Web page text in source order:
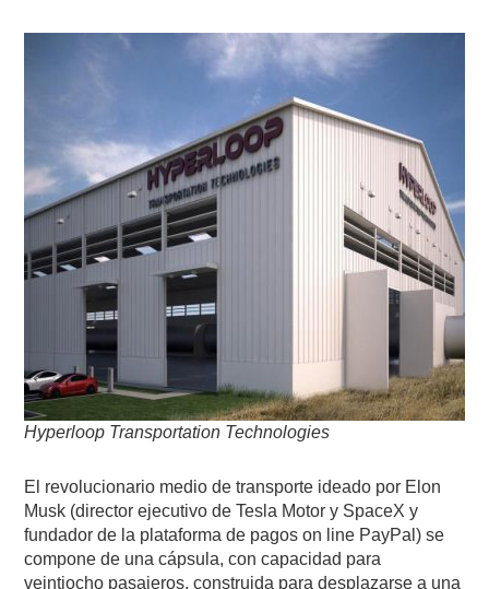
Hyperloop Transportation Technologies
El revolucionario medio de transporte ideado por Elon
Musk (director ejecutivo de Tesla Motor y SpaceX y
fundador de la plataforma de pagos on line PayPal) se
compone de una cápsula, con capacidad para
veintiocho pasajeros, construida para desplazarse a una